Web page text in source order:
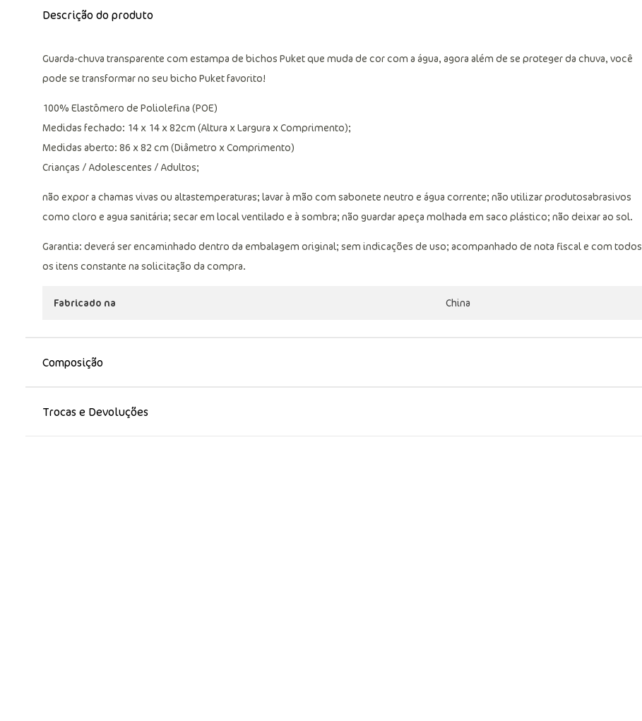
Descrição do produto
Guarda-chuva transparente com estampa de bichos Puket que muda de cor com a água, agora além de se proteger da chuva, você
pode se transformar no seu bicho Puket favorito!
100% Elastômero de Poliolefina (POE)
Medidas fechado: 14 x 14 x 82cm (Altura x Largura x Comprimento);
Medidas aberto: 86 x 82 cm (Diâmetro x Comprimento)
Crianças / Adolescentes / Adultos;
não expor a chamas vivas ou altastemperaturas; lavar à mão com sabonete neutro e água corrente; não utilizar produtosabrasivos
como cloro e agua sanitária; secar em local ventilado e à sombra; não guardar apeça molhada em saco plástico; não deixar ao sol.
Garantia: deverá ser encaminhado dentro da embalagem original; sem indicações de uso; acompanhado de nota fiscal e com todos
os itens constante na solicitação da compra.
Fabricado na China
Composição
Trocas e Devoluções